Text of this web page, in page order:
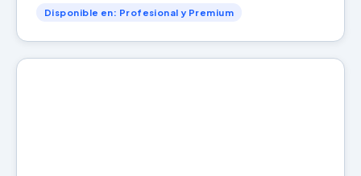
Disponible en: Profesional y Premium